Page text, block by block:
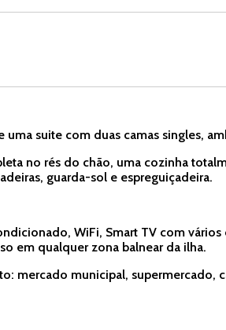
uma suite com duas camas singles,
no rés do chão, uma cozinha
guarda-sol e espreguiçadeira.
WiFi, Smart TV com
em qualquer zona balnear da ilha.
mercado municipal, supermercado,